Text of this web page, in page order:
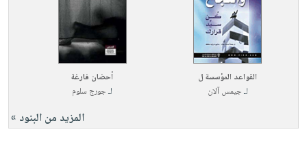
القواعد المؤسسة ل
لـجيمس آلان
أحضان فارغة
لـجورج سلوم
المزيد من البنود »